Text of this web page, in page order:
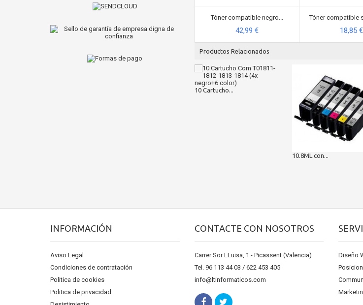
Tóner compatible negro...
42,99 €
Tóner compatible
18,85 €
Productos Relacionados
10 Cartucho...
10.8ML con...
INFORMACIÓN
Aviso Legal
Condiciones de contratación
Politica de cookies
Politica de privacidad
CONTACTE CON NOSOTROS
Carrer Sor LLuisa, 1 - Picassent (Valencia)
Tel. 96 113 44 03 / 622 453 405
info@ltinformaticos.com
Diseño